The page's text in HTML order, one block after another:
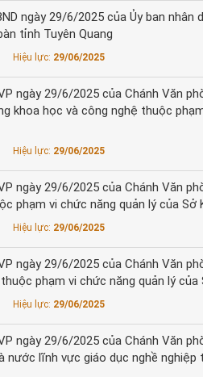
ngày 29/6/2025 của Ủy ban
tỉnh Tuyên Quang
Hiệu lực: 29/06/2025
ngày 29/6/2025 của Chánh Văn
khoa học và công nghệ thuộc
Hiệu lực: 29/06/2025
ngày 29/6/2025 của Chánh Văn
phạm vi chức năng quản lý của Sở
Hiệu lực: 29/06/2025
ngày 29/6/2025 của Chánh Văn
phạm vi chức năng quản lý của
Hiệu lực: 29/06/2025
ngày 29/6/2025 của Chánh Văn
nước lĩnh vực giáo dục nghề